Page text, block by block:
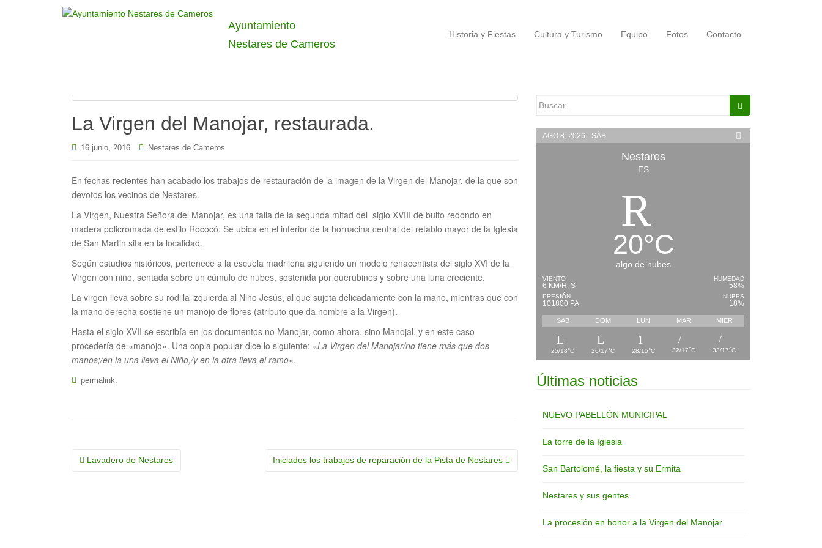
Ayuntamiento
Nestares de Cameros
Historia y Fiestas Cultura y Turismo Equipo Fotos Contacto
La Virgen del Manojar, restaurada.
16 junio, 2016 Nestares de Cameros
En fechas recientes han acabado los trabajos de restauración de la imagen de la Virgen del Manojar, de la que son
devotos los vecinos de Nestares.
La Virgen, Nuestra Señora del Manojar, es una talla de la segunda mitad del siglo XVIII de bulto redondo en
madera policromada de estilo Rococó. Se ubica en el interior de la hornacina central del retablo mayor de la Iglesia
de San Martin sita en la localidad.
Según estudios históricos, pertenece a la escuela madrileña siguiendo un modelo renacentista del siglo XVI de la
Virgen con niño, sentada sobre un cúmulo de nubes, sostenida por querubines y sobre una luna creciente.
La virgen lleva sobre su rodilla izquierda al Niño Jesús, al que sujeta delicadamente con la mano, mientras que con
la mano derecha sostiene un manojo de flores (atributo que da nombre a la Virgen).
Hasta el siglo XVII se escribía en los documentos no Manojar, como ahora, sino Manojal, y en este caso
procedería de «manojo». Una copla popular dice lo siguiente: «La Virgen del Manojar/no tiene más que dos
manos;/en la una lleva el Niño,/y en la otra lleva el ramo«.
permalink
Navegación
Lavadero de Nestares Iniciados los trabajos de reparación de la Pista de Nestares
Buscar:
AGO 8, 2026 - SÁB
Nestares
ES
20°C
algo de nubes
VIENTO
6 KM/H, S
PRESIÓN
101800 PA
HUMEDAD
58%
NUBES
18%
SAB DOM LUN MAR MIER
25/18°C 26/17°C 28/15°C 32/17°C 33/17°C
Últimas noticias
NUEVO PABELLÓN MUNICIPAL
La torre de la Iglesia
San Bartolomé, la fiesta y su Ermita
Nestares y sus gentes
La procesión en honor a la Virgen del Manojar